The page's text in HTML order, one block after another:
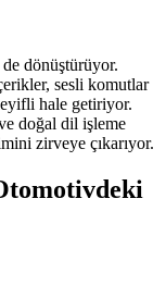
dönüştürüyor.
sesli komutlar
hale getiriyor.
doğal dil işleme
zirveye çıkarıyor.